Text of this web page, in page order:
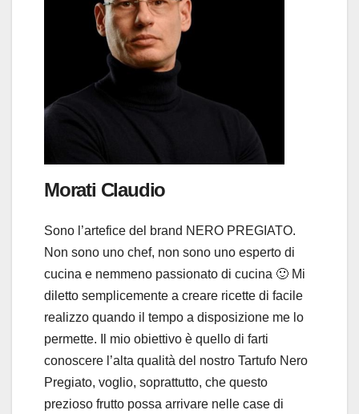
Morati Claudio
Sono l’artefice del brand NERO PREGIATO.
Non sono uno chef, non sono uno esperto di
cucina e nemmeno passionato di cucina 🙂 Mi
diletto semplicemente a creare ricette di facile
realizzo quando il tempo a disposizione me lo
permette. Il mio obiettivo è quello di farti
conoscere l’alta qualità del nostro Tartufo Nero
Pregiato, voglio, soprattutto, che questo
prezioso frutto possa arrivare nelle case di